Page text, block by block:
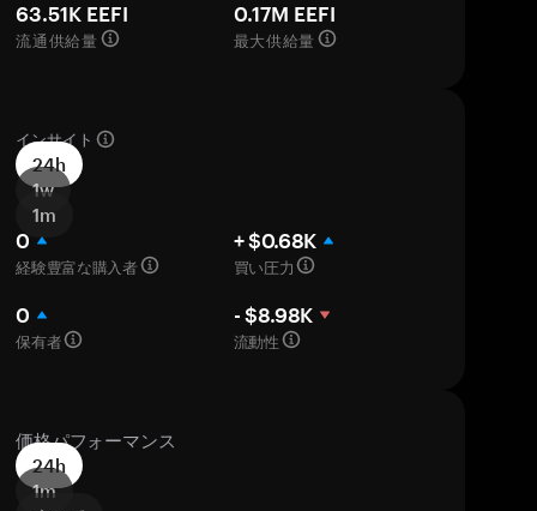
63.51K EEFI
流通供給量
0.17M EEFI
最大供給量
インサイト
24h
1w
1m
0
経験豊富な購入者
+ $0.68K
買い圧力
0
保有者
- $8.98K
流動性
価格パフォーマンス
24h
1m